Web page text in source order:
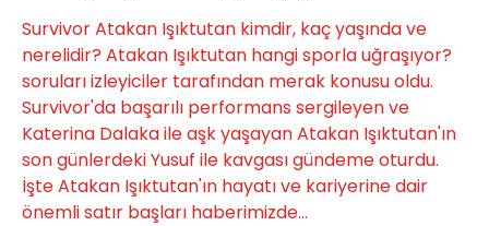
Survivor Atakan Işıktutan kimdir, kaç yaşında ve
nerelidir? Atakan Işıktutan hangi sporla uğraşıyor?
soruları izleyiciler tarafından merak konusu oldu.
Survivor'da başarılı performans sergileyen ve
Katerina Dalaka ile aşk yaşayan Atakan Işıktutan'ın
son günlerdeki Yusuf ile kavgası gündeme oturdu.
İşte Atakan Işıktutan'ın hayatı ve kariyerine dair
önemli satır başları haberimizde...